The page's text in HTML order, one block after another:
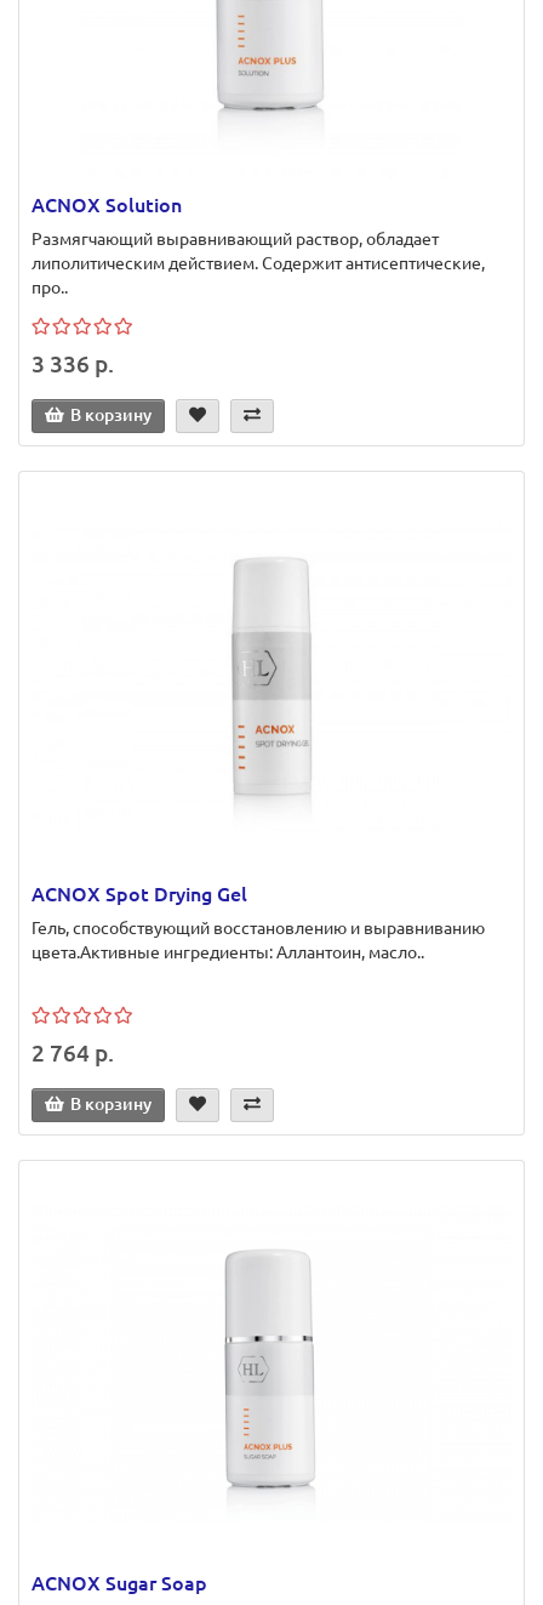
ACNOX Solution
Размягчающий выравнивающий раствор, обладает
липолитическим действием. Содержит антисептические,
про..
3 336 р.
В корзину
ACNOX Spot Drying Gel
Гель, способствующий восстановлению и выравниванию
цвета.Активные ингредиенты: Аллантоин, масло..
2 764 р.
В корзину
ACNOX Sugar Soap